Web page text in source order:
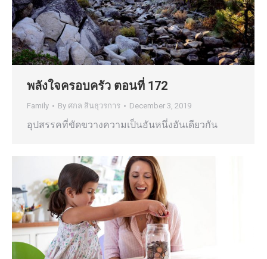
พลังใจครอบครัว ตอนที่ 172
Family By ศกล สินธุวรการ December 3, 2019
อุปสรรคที่ขัดขวางความเป็นอันหนึ่งอันเดียวกัน